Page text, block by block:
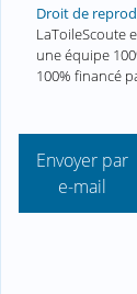
Droit de
LaToileScoute
une équipe
100% financé
Envoyer par
e-mail